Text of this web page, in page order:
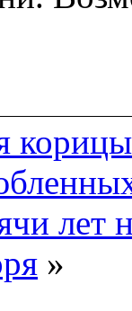
лет
»